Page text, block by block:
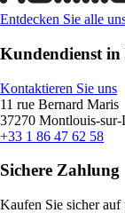
Entdecken Sie alle
Kundendienst
Kontaktieren Sie uns
11 rue Bernard Maris
37270 Montlouis-
+33 1 86 47 62 58
Sichere Zahlung
Kaufen Sie sicher auf